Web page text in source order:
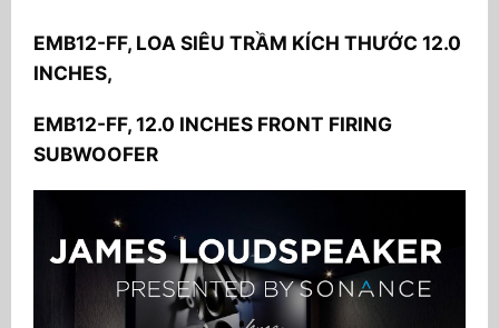
EMB12-FF, LOA SIÊU TRẦM KÍCH THƯỚC 12.0
INCHES,
EMB12-FF, 12.0 INCHES FRONT FIRING
SUBWOOFER